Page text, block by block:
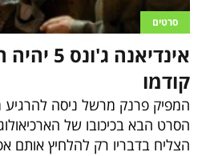
וכל השאר
סרטים
קודמו
המפיק פרנק מרשל ניסה להרגיע
הסרט הבא בכיכובו של
הצליח בדבריו רק להלחיץ אותם